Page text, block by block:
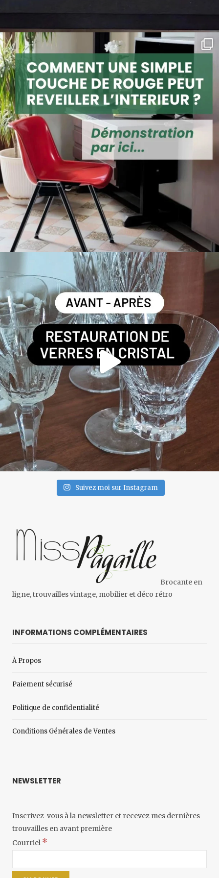
Suivez moi sur Instagram
Brocante en
ligne, trouvailles vintage, mobilier et déco rétro
INFORMATIONS COMPLÉMENTAIRES
À Propos
Paiement sécurisé
Politique de confidentialité
Conditions Générales de Ventes
NEWSLETTER
Inscrivez-vous à la newsletter et recevez mes dernières
trouvailles en avant première
Courriel *